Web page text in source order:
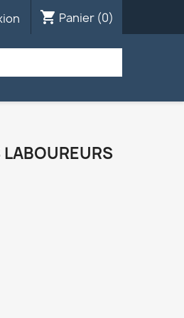
shopping_cart Panier (0)